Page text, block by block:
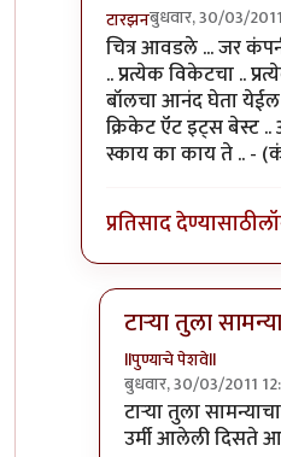
टारझनबुधवार, 30/03/
In reply to:) गुड
चित्र आवडले ... जर
.. प्रत्येक विकेटचा ..
बॉलचा आनंद घेता
क्रिकेट ऍट इट्स बेस्ट
स्काय का काय ते .. -
प्रतिसाद देण्यासाठी
टार्‍या तुला
llपुण्याचे पेशवेll
बुधवार, 30/03/2011
In reply toचित्र
टार्‍या तुला
उर्मी आलेली दिसते